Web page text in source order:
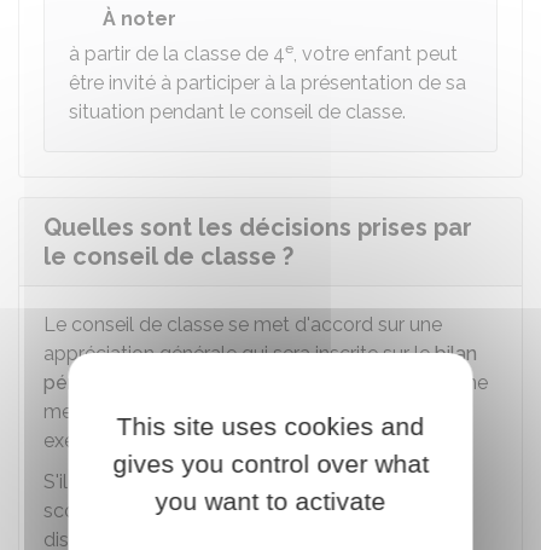
À noter
à partir de la classe de 4e, votre enfant peut
être invité à participer à la présentation de sa
situation pendant le conseil de classe.
Quelles sont les décisions prises par
le conseil de classe ?
Le conseil de classe se met d'accord sur une
appréciation générale qui sera inscrite sur lebilan
périodique
de votre enfant. Il peut lui attribuer une
mention inscrite au règlement intérieur (par
exemple : encouragements,félicitations).
S'il estime que votre enfant est en difficulté
scolaire, il peut proposer la mise en place d'un
dispositif de soutien.
This site uses cookies and
gives you control over what
you want to activate